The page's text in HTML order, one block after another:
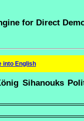
for Direct
into English
Sihanouks